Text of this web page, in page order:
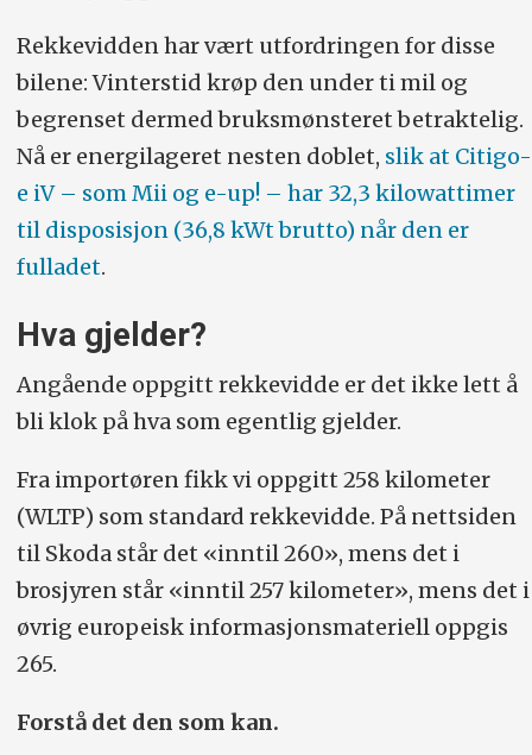
Rekkevidden har vært utfordringen for disse
bilene: Vinterstid krøp den under ti mil og
begrenset dermed bruksmønsteret betraktelig.
Nå er energilageret nesten doblet, slik at Citigo-
e iV – som Mii og e-up! – har 32,3 kilowattimer
til disposisjon (36,8 kWt brutto) når den er
fulladet.
Hva gjelder?
Angående oppgitt rekkevidde er det ikke lett å
bli klok på hva som egentlig gjelder.
Fra importøren fikk vi oppgitt 258 kilometer
(WLTP) som standard rekkevidde. På nettsiden
til Skoda står det «inntil 260», mens det i
brosjyren står «inntil 257 kilometer», mens det i
øvrig europeisk informasjonsmateriell oppgis
265.
Forstå det den som kan.